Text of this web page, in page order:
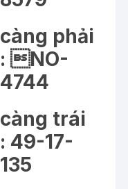
càng phải
: NO-
4744
càng trái
: 49-17-
135